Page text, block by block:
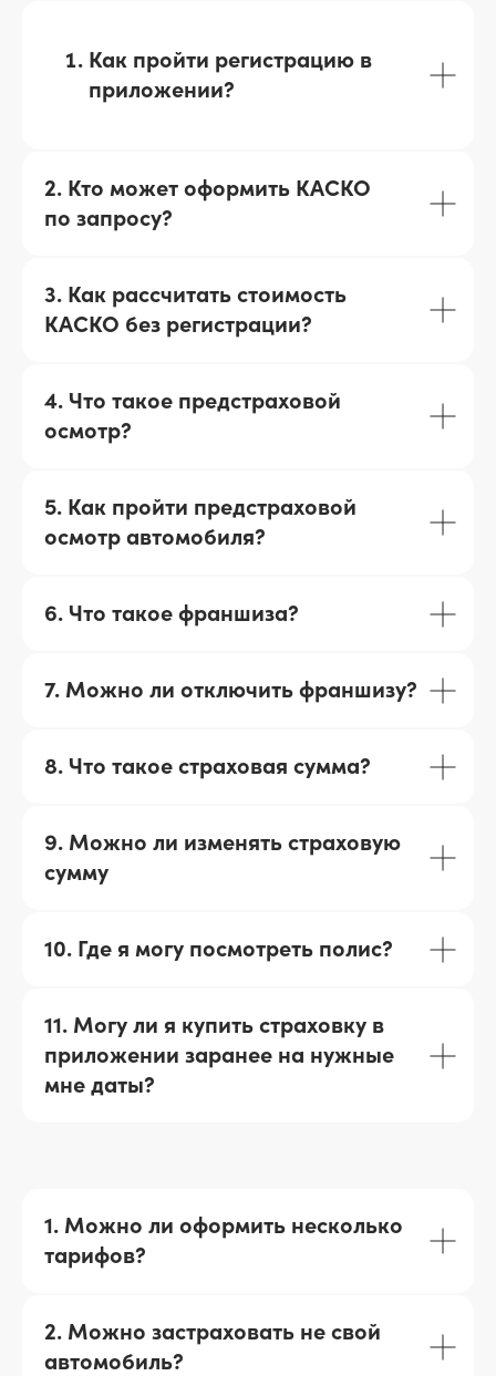
Как пройти регистрацию в
приложении?
2. Кто может оформить КАСКО
по запросу?
3. Как рассчитать стоимость
КАСКО без регистрации?
4. Что такое предстраховой
осмотр?
5. Как пройти предстраховой
осмотр автомобиля?
6. Что такое франшиза?
7. Можно ли отключить франшизу?
8. Что такое страховая сумма?
9. Можно ли изменять страховую
сумму
10. Где я могу посмотреть полис?
11. Могу ли я купить страховку в
приложении заранее на нужные
мне даты?
1. Можно ли оформить несколько
тарифов?
2. Можно застраховать не свой
автомобиль?